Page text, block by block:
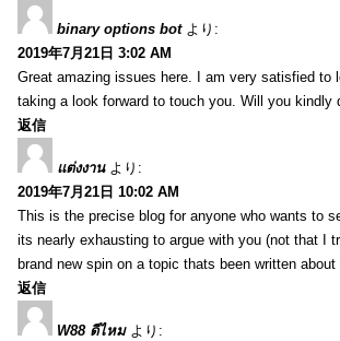
binary options bot より:
2019年7月21日 3:02 AM
Great amazing issues here. I am very satisfied
taking a look forward to touch you. Will you kindly
返信
แต่งงาน より:
2019年7月21日 10:02 AM
This is the precise blog for anyone who wants to
its nearly exhausting to argue with you (not that I
brand new spin on a topic thats been written
返信
W88 ดีไหม より: